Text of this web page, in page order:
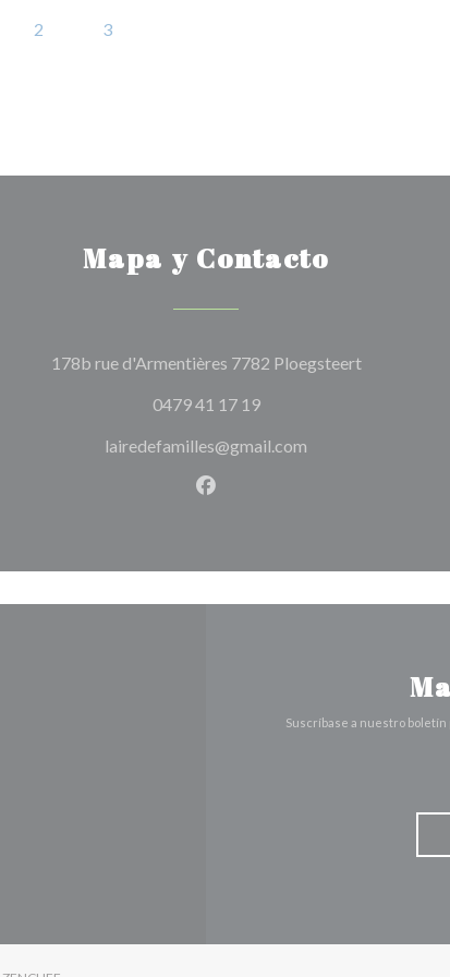
2 3
Mapa y Contacto
178b rue d'Armentières 7782 Ploegsteert((abre en
0479 41 17 19
lairedefamilles@gmail.com
Facebook ((abre en una
Suscríbase a nuestro